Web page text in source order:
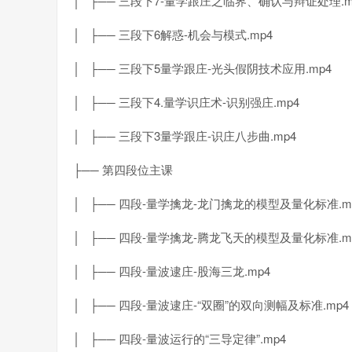
│ ├── 三段下6解惑-机会与模式.mp4
│ ├── 三段下5量学跟庄-光头假阴技术应用.mp4
│ ├── 三段下4.量学识庄术-识别强庄.mp4
│ ├── 三段下3量学跟庄-识庄八步曲.mp4
├── 第四段位主课
│ ├── 四段-量学擒龙-龙门擒龙的模型及量化标准
│ ├── 四段-量学擒龙-腾龙飞天的模型及量化标准
│ ├── 四段-量波逮庄-股海三龙.mp4
│ ├── 四段-量波逮庄-“双圈”的双向测幅及标准.mp4
│ ├── 四段-量波运行的“三导定律”.mp4